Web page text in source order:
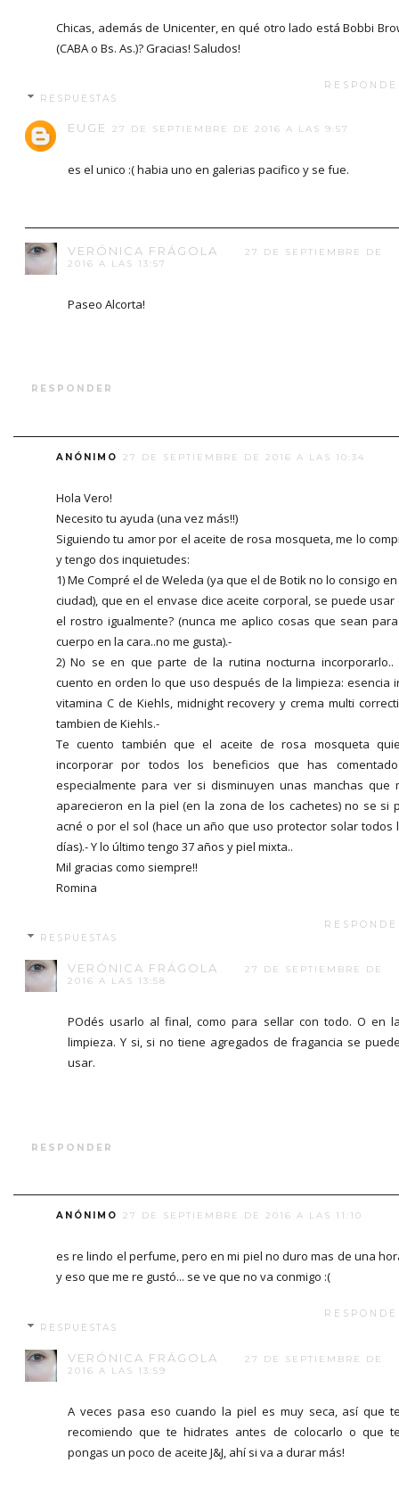
Chicas, además de Unicenter, en qué otro lado está Bobbi
(CABA o Bs. As.)? Gracias! Saludos!
RESPUESTAS
EUGE 27 DE SEPTIEMBRE DE 2016 A LAS 9:57
es el unico :( habia uno en galerias pacifico y se fue.
VERÓNICA FRÁGOLA
27 DE SEPTIEMBRE DE
2016 A LAS 13:57
Paseo Alcorta!
RESPONDER
ANÓNIMO 27 DE SEPTIEMBRE DE 2016 A LAS 10:34
Hola Vero!
Necesito tu ayuda (una vez más!!)
Siguiendo tu amor por el aceite de rosa mosqueta, me lo
y tengo dos inquietudes:
1) Me Compré el de Weleda (ya que el de Botik no lo consigo
ciudad), que en el envase dice aceite corporal, se puede usar
el rostro igualmente? (nunca me aplico cosas que sean
cuerpo en la cara..no me gusta).-
2) No se en que parte de la rutina nocturna incorporarlo..
cuento en orden lo que uso después de la limpieza: esencia
vitamina C de Kiehls, midnight recovery y crema multi
tambien de Kiehls.-
Te cuento también que el aceite de rosa mosqueta
incorporar por todos los beneficios que has
especialmente para ver si disminuyen unas manchas que
aparecieron en la piel (en la zona de los cachetes) no se si
acné o por el sol (hace un año que uso protector solar todos
días).- Y lo último tengo 37 años y piel mixta..
Mil gracias como siempre!!
Romina
RESPUESTAS
VERÓNICA FRÁGOLA
27 DE SEPTIEMBRE DE
2016 A LAS 13:58
POdés usarlo al final, como para sellar con todo. O en
limpieza. Y si, si no tiene agregados de fragancia se
usar.
RESPONDER
ANÓNIMO 27 DE SEPTIEMBRE DE 2016 A LAS 11:10
es re lindo el perfume, pero en mi piel no duro mas de una
y eso que me re gustó... se ve que no va conmigo :(
RESPUESTAS
VERÓNICA FRÁGOLA
27 DE SEPTIEMBRE DE
2016 A LAS 13:59
A veces pasa eso cuando la piel es muy seca, así que
recomiendo que te hidrates antes de colocarlo o que
pongas un poco de aceite J&J, ahí si va a durar más!